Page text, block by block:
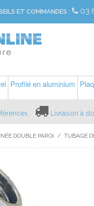
ET COMMANDES : 03
Profilé en aluminium
Livraison à
DOUBLE PAROI / TUBAGE